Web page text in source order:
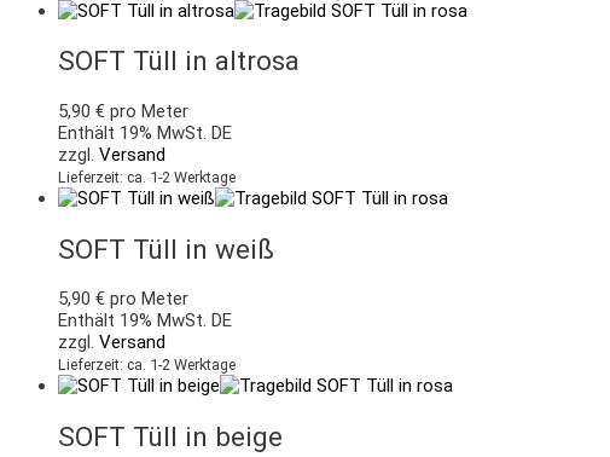
SOFT Tüll in altrosa
5,90 € pro Meter
Enthält 19% MwSt. DE
zzgl. Versand
Lieferzeit: ca. 1-2 Werktage
SOFT Tüll in weiß
5,90 € pro Meter
Enthält 19% MwSt. DE
zzgl. Versand
Lieferzeit: ca. 1-2 Werktage
SOFT Tüll in beige